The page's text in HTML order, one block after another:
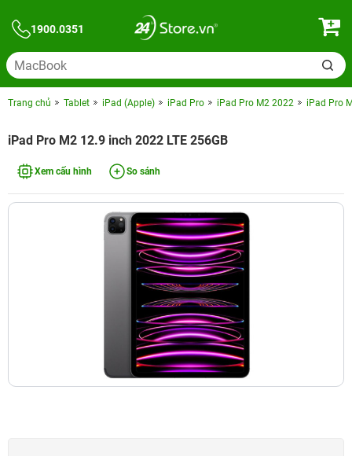
1900.0351
Trang chủ Tablet iPad (Apple) iPad Pro iPad Pro M2 2022 iPad Pro
iPad Pro M2 12.9 inch 2022 LTE 256GB
Xem cấu hình So sánh